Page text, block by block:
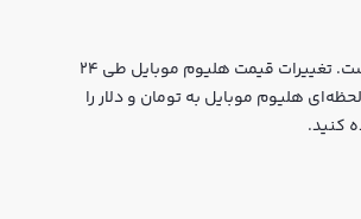
قیمت لحظه‌ای هلیوم موبایل هم اکنون معادل 25 تومان یا 0.00012833 تتر است. تغییرات قیمت هلیوم موبایل طی 24
لحظه‌ای هلیوم موبایل به تومان و دلار را
کنید.